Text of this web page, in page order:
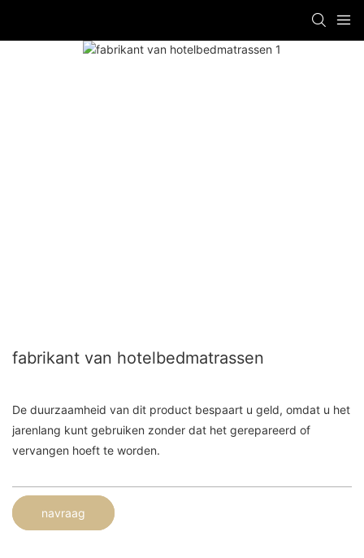
fabrikant van hotelbedmatrassen
De duurzaamheid van dit product bespaart u geld, omdat u het
jarenlang kunt gebruiken zonder dat het gerepareerd of
vervangen hoeft te worden.
navraag